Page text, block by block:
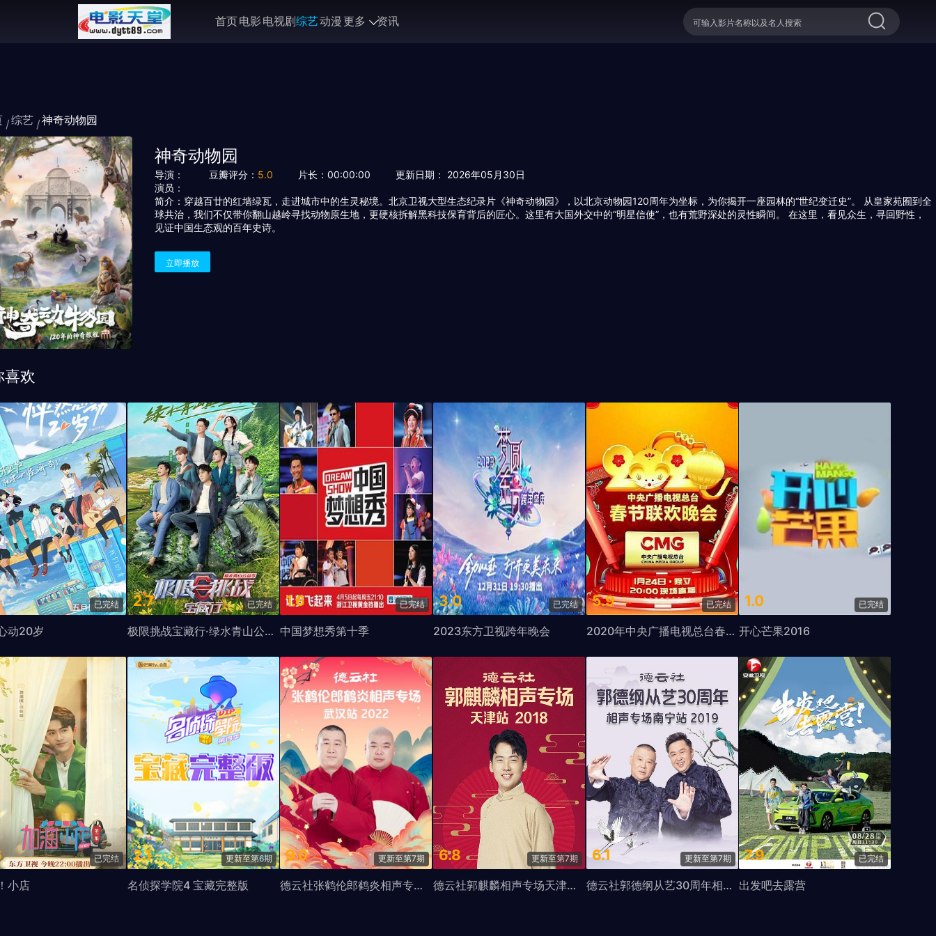
首页电影 电视剧综艺动漫更多 资讯
综艺 神奇动物园
神奇动物园
导演： 豆瓣评分： 5.0 片长： 00:00:00
更新日期： 2026年05月30日
演员：
简介： 穿越百廿的红墙绿瓦，走进城市中的生灵秘境。北京卫视大型生态纪录片《神奇动物园》，以北京动物园120周年为坐标，为你揭开一座园林的“世纪变迁史”。 从皇家苑囿到全
球共治，我们不仅带你翻山越岭寻找动物原生地，更硬核拆解黑科技保育背后的匠心。这里有大国外交中的“明星信使”，也有荒野深处的灵性瞬间。 在这里，看见众生，寻回野性，
见证中国生态观的百年史诗。
立即播放
喜欢
已完结
动20岁
2.7 已完结
极限挑战宝藏行·绿水青山公益季
1.6 已完结
中国梦想秀第十季
3.0 已完结
2023东方卫视跨年晚会
5.9 已完结
2020年中央广播电视总台春节联欢晚会
1.0 已完结
开心芒果2016
已完结
小店
2.1 更新至第6期
名侦探学院4 宝藏完整版
9.0 更新至第7期
德云社张鹤伦郎鹤炎相声专场武汉站2022
6.8 更新至第7期
德云社郭麒麟相声专场天津站2018
6.1 更新至第7期
德云社郭德纲从艺30周年相声专场南宁站2019
7.9 已完结
出发吧去露营